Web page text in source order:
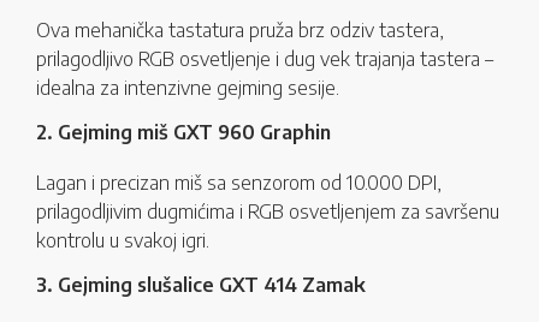
Ova mehanička tastatura pruža brz odziv tastera,
prilagodljivo RGB osvetljenje i dug vek trajanja tastera –
idealna za intenzivne gejming sesije.
2. Gejming miš GXT 960 Graphin
Lagan i precizan miš sa senzorom od 10.000 DPI,
prilagodljivim dugmićima i RGB osvetljenjem za savršenu
kontrolu u svakoj igri.
3. Gejming slušalice GXT 414 Zamak